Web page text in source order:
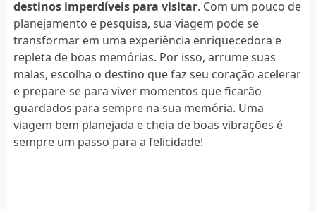
destinos imperdíveis para visitar. Com um pouco de
planejamento e pesquisa, sua viagem pode se
transformar em uma experiência enriquecedora e
repleta de boas memórias. Por isso, arrume suas
malas, escolha o destino que faz seu coração acelerar
e prepare-se para viver momentos que ficarão
guardados para sempre na sua memória. Uma
viagem bem planejada e cheia de boas vibrações é
sempre um passo para a felicidade!